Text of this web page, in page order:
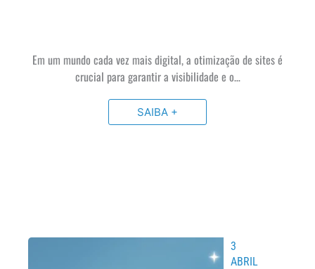
Em um mundo cada vez mais digital, a otimização de sites é
crucial para garantir a visibilidade e o…
SAIBA +
3
ABRIL